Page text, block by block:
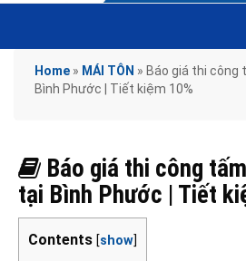
Home » MÁI TÔN » Báo giá thi công
Bình Phước | Tiết kiệm 10%
Báo giá thi công
tại Bình Phước | Tiết
Contents [show]